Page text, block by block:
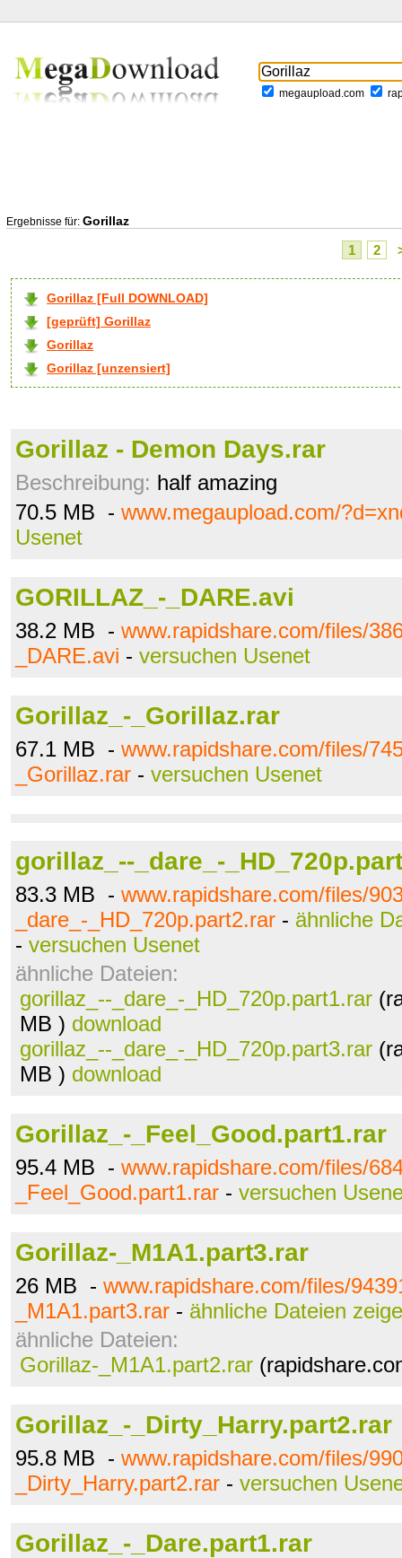
megaupload.com
Ergebnisse für: Gorillaz
1 2
Gorillaz [Full DOWNLOAD]
[geprüft] Gorillaz
Gorillaz
Gorillaz [unzensiert]
Gorillaz - Demon Days.rar
Beschreibung: half amazing
70.5 MB - www.megaupload.com/
Usenet
GORILLAZ_-_DARE.avi
38.2 MB - www.rapidshare.com/files/
_DARE.avi - versuchen Usenet
Gorillaz_-_Gorillaz.rar
67.1 MB - www.rapidshare.com/files/
_Gorillaz.rar - versuchen Usenet
gorillaz_--_dare_-
83.3 MB - www.rapidshare.com/files/
_dare_-_HD_720p.part2.rar - ähnliche
- versuchen Usenet
ähnliche Dateien:
gorillaz_--_dare_-_HD_720p.part1.rar
MB ) download
gorillaz_--_dare_-_HD_720p.part3.rar
MB ) download
Gorillaz_-_Feel_Good.part1.rar
95.4 MB - www.rapidshare.com/files/
_Feel_Good.part1.rar - versuchen
Gorillaz-_M1A1.part3.rar
26 MB - www.rapidshare.com/files/
_M1A1.part3.rar - ähnliche Dateien
ähnliche Dateien:
Gorillaz-_M1A1.part2.rar
Gorillaz_-_Dirty_Harry.part2.rar
95.8 MB - www.rapidshare.com/files/
_Dirty_Harry.part2.rar - versuchen
Gorillaz_-_Dare.part1.rar